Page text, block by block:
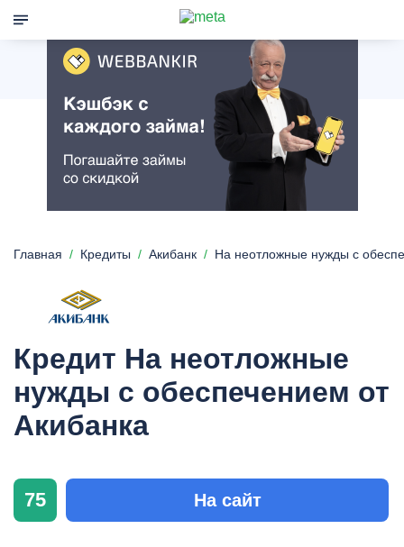
Главная Кредиты Акибанк На неотложные нужды с
Кредит На неотложные
нужды с обеспечением от
Акибанка
75 На сайт